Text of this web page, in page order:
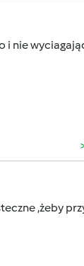
i nie
,żeby